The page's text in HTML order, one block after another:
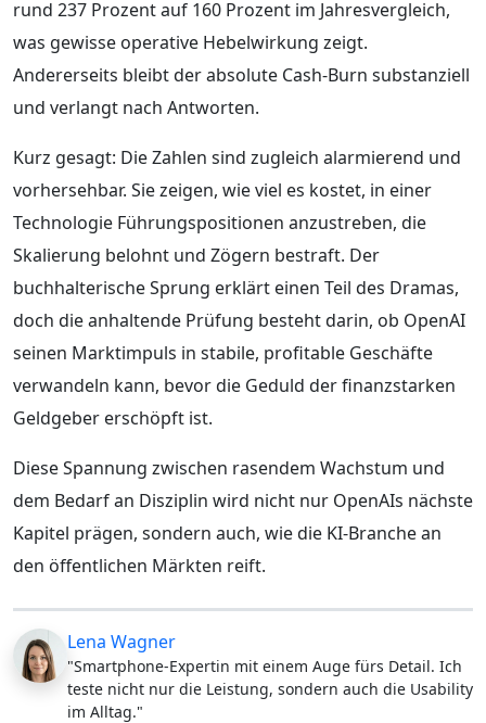
rund 237 Prozent auf 160 Prozent im Jahresvergleich,
was gewisse operative Hebelwirkung zeigt.
Andererseits bleibt der absolute Cash-Burn substanziell
und verlangt nach Antworten.
Kurz gesagt: Die Zahlen sind zugleich alarmierend und
vorhersehbar. Sie zeigen, wie viel es kostet, in einer
Technologie Führungspositionen anzustreben, die
Skalierung belohnt und Zögern bestraft. Der
buchhalterische Sprung erklärt einen Teil des Dramas,
doch die anhaltende Prüfung besteht darin, ob OpenAI
seinen Marktimpuls in stabile, profitable Geschäfte
verwandeln kann, bevor die Geduld der finanzstarken
Geldgeber erschöpft ist.
Diese Spannung zwischen rasendem Wachstum und
dem Bedarf an Disziplin wird nicht nur OpenAIs nächste
Kapitel prägen, sondern auch, wie die KI-Branche an
den öffentlichen Märkten reift.
Lena Wagner
"Smartphone-Expertin mit einem Auge fürs Detail. Ich
teste nicht nur die Leistung, sondern auch die Usability
im Alltag."